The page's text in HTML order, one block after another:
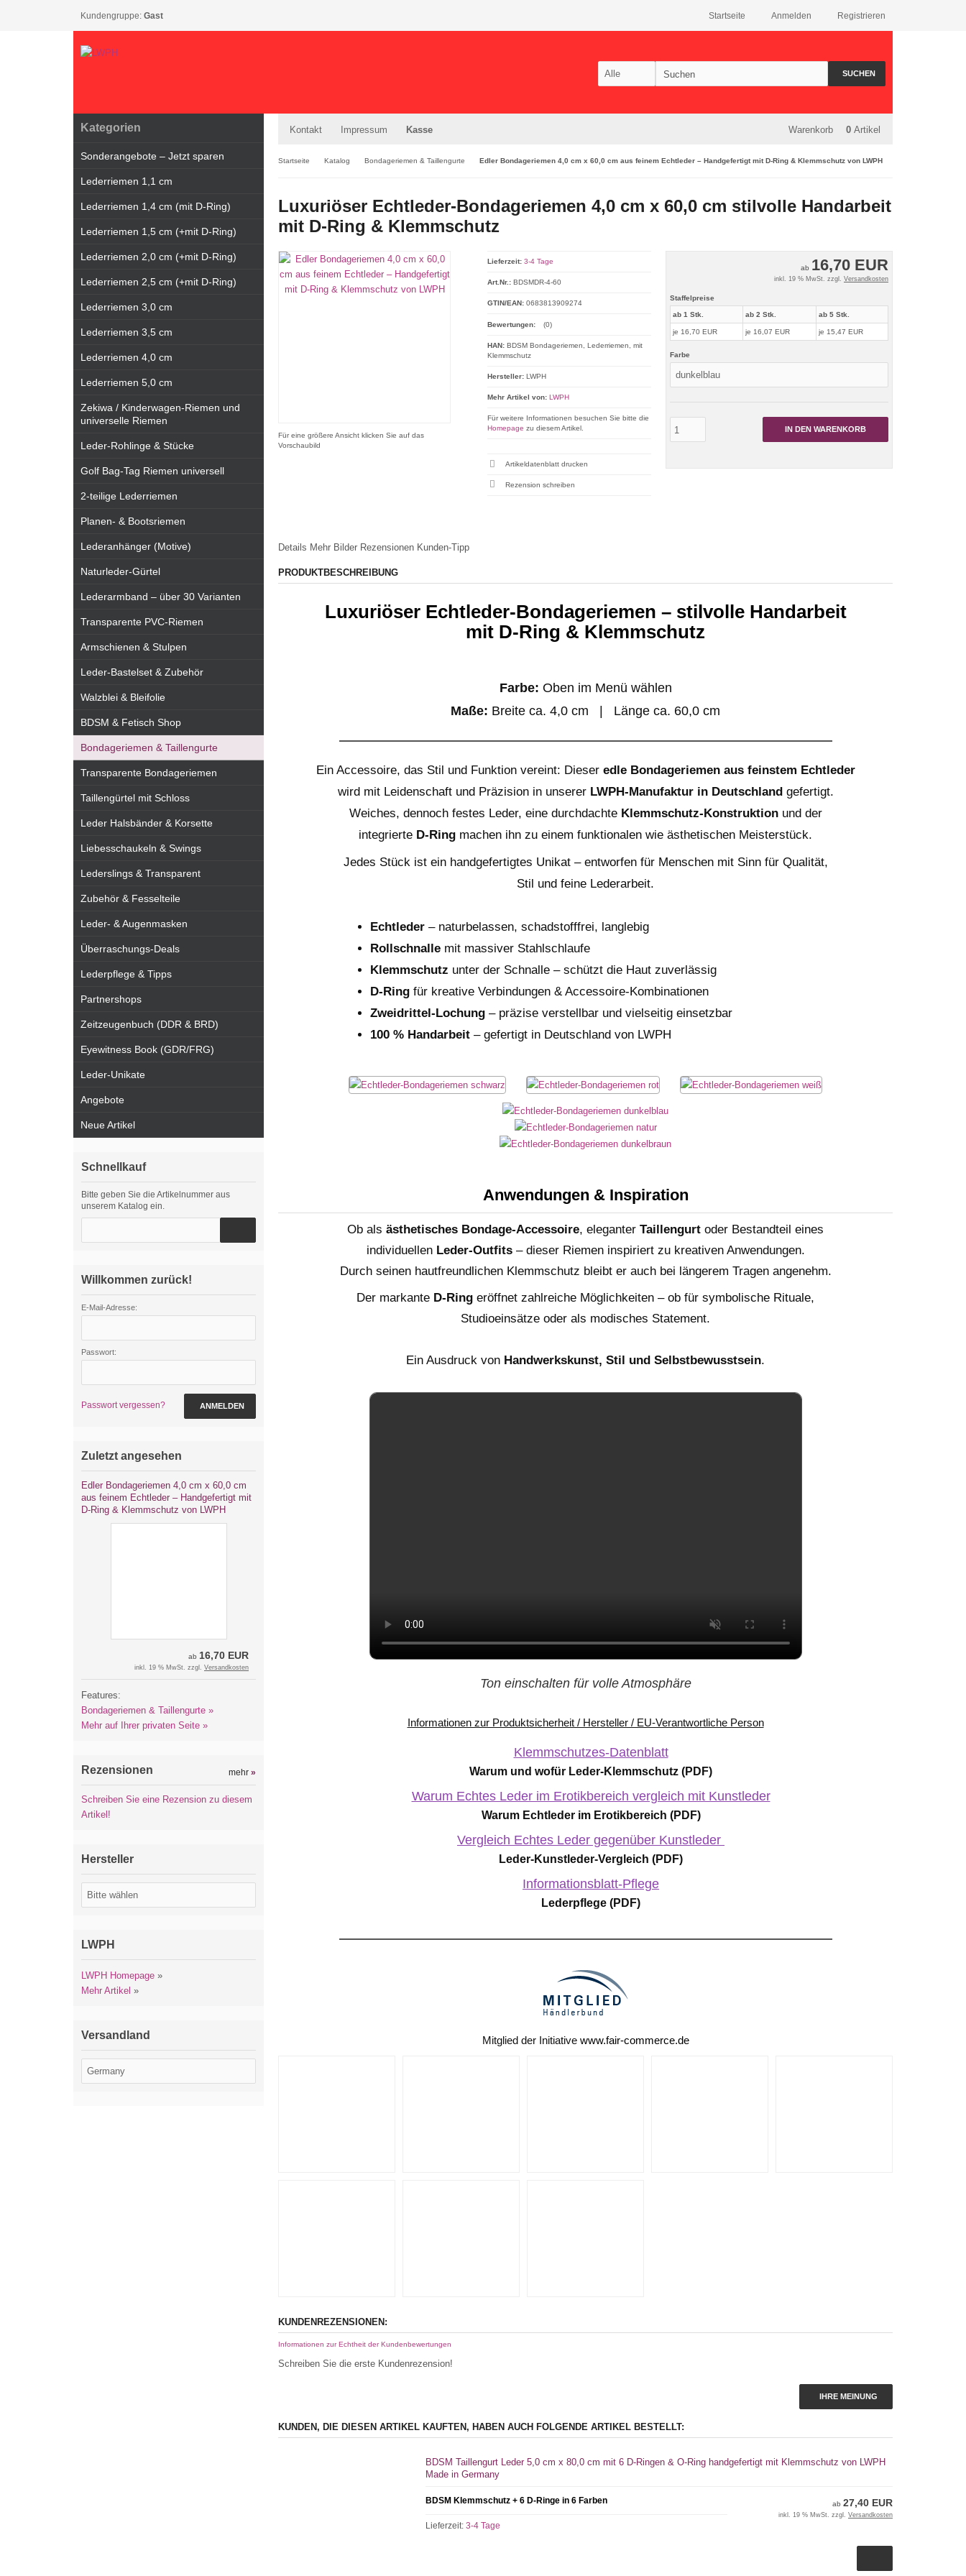
Kundengruppe: Gast Registrieren
Anmelden
Startseite
SUCHEN
Kontakt Impressum Kasse Warenkorb 0 Artikel
Startseite Katalog Bondageriemen & Taillengurte Edler Bondageriemen 4,0 cm x 60,0 cm aus feinem Echtleder – Handgefertigt mit D-Ring & Klemmschutz von LWPH
Luxuriöser Echtleder-Bondageriemen 4,0 cm x 60,0 cm stilvolle Handarbeit
mit D-Ring & Klemmschutz
Für eine größere Ansicht klicken Sie auf das
Vorschaubild
ab 16,70 EUR
inkl. 19 % MwSt. zzgl. Versandkosten
Staffelpreise
ab 1 Stk.
je 16,70 EUR
ab 2 Stk.
je 16,07 EUR
ab 5 Stk.
je 15,47 EUR
Farbe
IN DEN WARENKORB
Lieferzeit: 3-4 Tage
Art.Nr.: BDSMDR-4-60
GTIN/EAN: 0683813909274
Bewertungen: (0)
HAN:BDSM Bondageriemen, Lederriemen, mit
Klemmschutz
Hersteller: LWPH
Mehr Artikel von: LWPH
Für weitere Informationen besuchen Sie bitte die
Homepage zu diesem Artikel.
Artikeldatenblatt drucken
Rezension schreiben
Details Mehr Bilder Rezensionen Kunden-Tipp
PRODUKTBESCHREIBUNG
Luxuriöser Echtleder-Bondageriemen – stilvolle Handarbeit
mit D-Ring & Klemmschutz
Farbe: Oben im Menü wählen
Maße: Breite ca. 4,0 cm | Länge ca. 60,0 cm
Ein Accessoire, das Stil und Funktion vereint: Dieser edle Bondageriemen aus feinstem Echtleder
wird mit Leidenschaft und Präzision in unserer LWPH-Manufaktur in Deutschlandgefertigt.
Weiches, dennoch festes Leder, eine durchdachte Klemmschutz-Konstruktionund der
integrierte D-Ring machen ihn zu einem funktionalen wie ästhetischen Meisterstück.
Jedes Stück ist ein handgefertigtes Unikat – entworfen für Menschen mit Sinn für Qualität,
Stil und feine Lederarbeit.
Echtleder – naturbelassen, schadstofffrei, langlebig
Rollschnalle mit massiver Stahlschlaufe
Klemmschutz unter der Schnalle – schützt die Haut zuverlässig
D-Ring für kreative Verbindungen & Accessoire-Kombinationen
Zweidrittel-Lochung – präzise verstellbar und vielseitig einsetzbar
100 % Handarbeit – gefertigt in Deutschland von LWPH
Anwendungen & Inspiration
Ob als ästhetisches Bondage-Accessoire, eleganter Taillengurt oder Bestandteil eines
individuellen Leder-Outfits– dieser Riemen inspiriert zu kreativen Anwendungen.
Durch seinen hautfreundlichen Klemmschutz bleibt er auch bei längerem Tragen angenehm.
Der markante D-Ring eröffnet zahlreiche Möglichkeiten – ob für symbolische Rituale,
Studioeinsätze oder als modisches Statement.
Ein Ausdruck von Handwerkskunst, Stil und Selbstbewusstsein.
Ton einschalten für volle Atmosphäre
Informationen zur Produktsicherheit / Hersteller / EU-Verantwortliche Person
Klemmschutzes-Datenblatt
Warum und wofür Leder-Klemmschutz (PDF)
Warum Echtes Leder im Erotikbereich vergleich mit Kunstleder
Warum Echtleder im Erotikbereich (PDF)
Vergleich Echtes Leder gegenüber Kunstleder
Leder-Kunstleder-Vergleich (PDF)
Informationsblatt-Pflege
Lederpflege (PDF)
Mitglied der Initiative www.fair-commerce.de
KUNDENREZENSIONEN:
Informationen zur Echtheit der Kundenbewertungen
Schreiben Sie die erste Kundenrezension!
IHRE MEINUNG
KUNDEN, DIE DIESEN ARTIKEL KAUFTEN, HABEN AUCH FOLGENDE ARTIKEL BESTELLT:
BDSM Taillengurt Leder 5,0 cm x 80,0 cm mit 6 D-Ringen & O-Ring handgefertigt mit Klemmschutz von LWPH
Made in Germany
BDSM Klemmschutz + 6 D-Ringe in 6 Farben
Lieferzeit:3-4 Tage
ab 27,40 EUR
inkl. 19 % MwSt. zzgl. Versandkosten
Kategorien
Sonderangebote – Jetzt sparen
Lederriemen 1,1 cm
Lederriemen 1,4 cm (mit D-Ring)
Lederriemen 1,5 cm (+mit D-Ring)
Lederriemen 2,0 cm (+mit D-Ring)
Lederriemen 2,5 cm (+mit D-Ring)
Lederriemen 3,0 cm
Lederriemen 3,5 cm
Lederriemen 4,0 cm
Lederriemen 5,0 cm
Zekiwa / Kinderwagen-Riemen und
universelle Riemen
Leder-Rohlinge & Stücke
Golf Bag-Tag Riemen universell
2-teilige Lederriemen
Planen- & Bootsriemen
Lederanhänger (Motive)
Naturleder-Gürtel
Lederarmband – über 30 Varianten
Transparente PVC-Riemen
Armschienen & Stulpen
Leder-Bastelset & Zubehör
Walzblei & Bleifolie
BDSM & Fetisch Shop
Bondageriemen & Taillengurte
Transparente Bondageriemen
Taillengürtel mit Schloss
Leder Halsbänder & Korsette
Liebesschaukeln & Swings
Lederslings & Transparent
Zubehör & Fesselteile
Leder- & Augenmasken
Überraschungs-Deals
Lederpflege & Tipps
Partnershops
Zeitzeugenbuch (DDR & BRD)
Eyewitness Book (GDR/FRG)
Leder-Unikate
Angebote
Neue Artikel
Schnellkauf
Bitte geben Sie die Artikelnummer aus
unserem Katalog ein.
Willkommen zurück!
E-Mail-Adresse:
Passwort:
Passwort vergessen? ANMELDEN
Zuletzt angesehen
Edler Bondageriemen 4,0 cm x 60,0 cm
aus feinem Echtleder – Handgefertigt mit
D-Ring & Klemmschutz von LWPH
ab 16,70 EUR
inkl. 19 % MwSt. zzgl. Versandkosten
Features:
Bondageriemen & Taillengurte »
Mehr auf Ihrer privaten Seite »
Rezensionen mehr »
Schreiben Sie eine Rezension zu diesem
Artikel!
Hersteller
LWPH
LWPH Homepage »
Mehr Artikel »
Versandland